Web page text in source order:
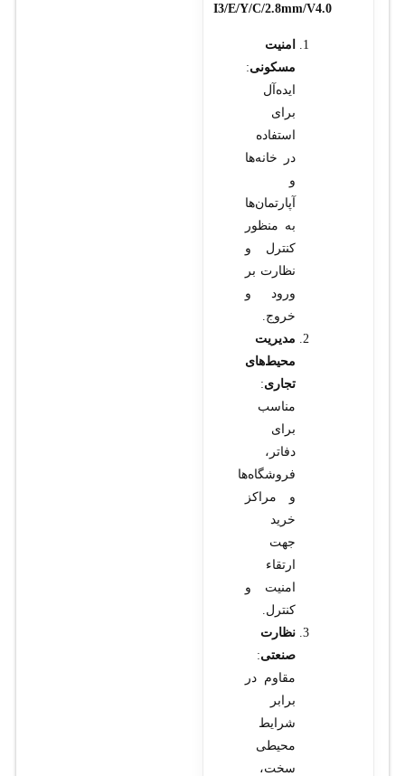
I3/E/Y/C/2.8mm/V4.0
امنیت
مسکونی:
ایده‌آل
برای
استفاده
در خانه‌ها
و
آپارتمان‌ها
به منظور
کنترل و
نظارت بر
ورود و
خروج.
مدیریت
محیط‌های
تجاری:
مناسب
برای
دفاتر،
فروشگاه‌ها
و مراکز
خرید
جهت
ارتقاء
امنیت و
کنترل.
نظارت
صنعتی:
مقاوم در
برابر
شرایط
محیطی
سخت،